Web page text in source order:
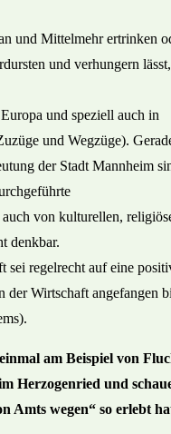
und Mittelmehr ertrinken
und verhungern
und speziell auch in
und Wegzüge).
der Stadt Mannheim
von kulturellen,
denkbar.
sei regelrecht auf eine
der Wirtschaft angefangen
am Beispiel von
Herzogenried und
Amts wegen“ so erlebt